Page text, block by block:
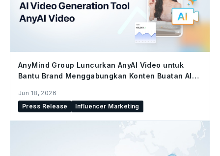
AnyMind Group Luncurkan AnyAI Video untuk
Bantu Brand Menggabungkan Konten Buatan AI
Jun 18, 2026
Press Release
Influencer Marketing